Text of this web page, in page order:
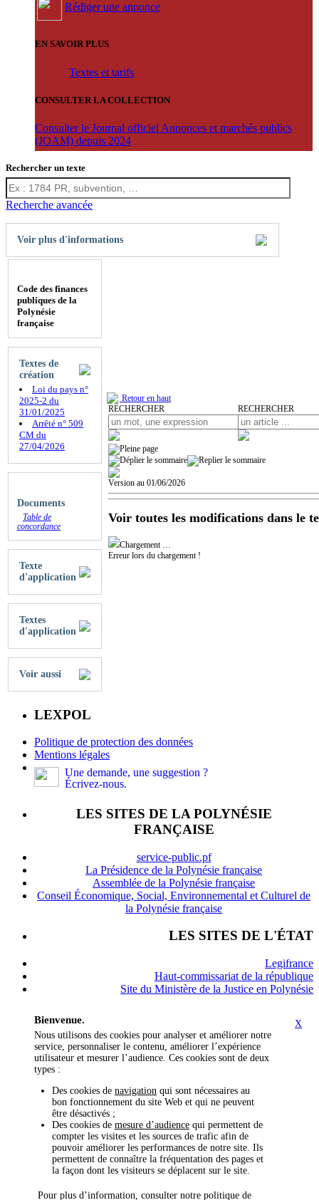
Rédiger une annonce
EN SAVOIR PLUS
Textes et tarifs
CONSULTER LA COLLECTION
Consulter le Journal officiel Annonces et marchés publics
(JOAM) depuis 2024
Rechercher un texte
Recherche avancée
Voir plus d'informations
Code des finances
publiques de la
Polynésie
française
Textes de
création
Loi du pays n°
2025-2 du
31/01/2025
Arrêté n° 509
CM du
27/04/2026
Documents
Table de
concordance
Texte
d'application
Textes
d'application
Voir aussi
Retour en haut
RECHERCHER
RECHERCHER
Version au 01/06/2026
Voir toutes les modifications dans le
Chargement …
Erreur lors du chargement !
LEXPOL
Politique de protection des données
Mentions légales
Une demande, une suggestion ?
Écrivez-nous.
LES SITES DE LA POLYNÉSIE
FRANÇAISE
service-public.pf
La Présidence de la Polynésie française
Assemblée de la Polynésie française
Conseil Économique, Social, Environnemental et Culturel de
la Polynésie française
LES SITES DE L'ÉTAT
Legifrance
Haut-commissariat de la république
Site du Ministère de la Justice en Polynésie
X
Bienvenue.
Nous utilisons des cookies pour analyser et améliorer notre
service, personnaliser le contenu, améliorer l’expérience
utilisateur et mesurer l’audience. Ces cookies sont de deux
types :
Des cookies de navigation qui sont nécessaires au
bon fonctionnement du site Web et qui ne peuvent
être désactivés ;
Des cookies de mesure d’audience qui permettent de
compter les visites et les sources de trafic afin de
pouvoir améliorer les performances de notre site. Ils
permettent de connaître la fréquentation des pages et
la façon dont les visiteurs se déplacent sur le site.
Pour plus d’information, consulter notre politique de